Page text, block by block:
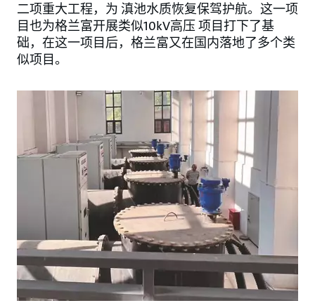
二项重大工程，为 滇池水质恢复保驾护航。这一项
目也为格兰富开展类似10kV高压 项目打下了基
础，在这一项目后，格兰富又在国内落地了多个类
似项目。